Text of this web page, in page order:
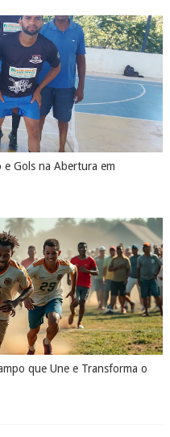
Gols na Abertura em
que Une e Transforma o